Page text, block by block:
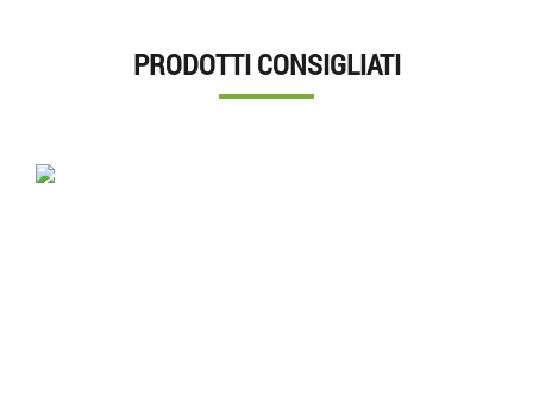
PRODOTTI CONSIGLIATI